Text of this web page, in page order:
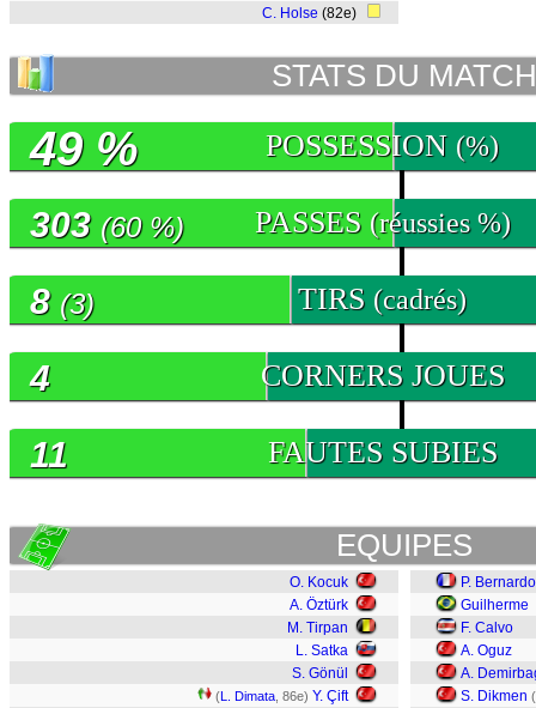
C. Holse (82e)
STATS DU MATCH
POSSESSION (%)
49 %
PASSES (réussies %)
303 (60 %)
TIRS (cadrés)
8 (3)
CORNERS JOUES
4
FAUTES SUBIES
11
EQUIPES
O. Kocuk
A. Öztürk
M. Tirpan
L. Satka
S. Gönül
(L. Dimata , 86e) Y. Çift
P.
Guilherme
F. Calvo
A. Oguz
A.
S. Dikmen (